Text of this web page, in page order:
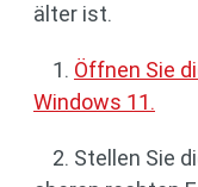
älter ist.
1. Öffnen Sie
Windows 11.
2. Stellen Sie